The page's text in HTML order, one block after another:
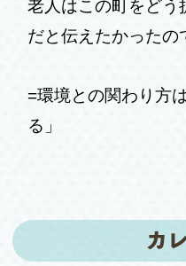
老人はこの町をどう
だと伝えたかったの
=環境との関わり方
る」
カ